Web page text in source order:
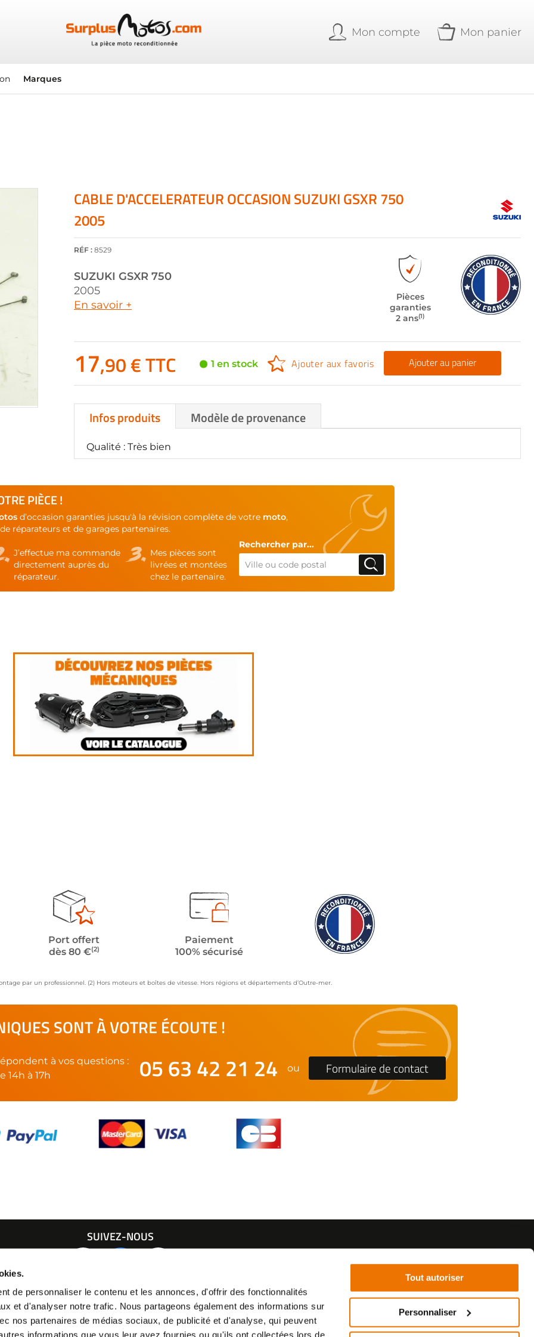
de personnaliser le contenu et les annonces, d'offrir des fonctionnalités
et d'analyser notre trafic. Nous partageons également des informations sur
nos partenaires de médias sociaux, de publicité et d'analyse, qui peuvent
informations que vous leur avez fournies ou qu'ils ont collectées lors de
Tout autoriser
Personnaliser
Mon compte Mon panier
Marques
CABLE D'ACCELERATEUR OCCASION SUZUKI GSXR 750
2005
RÉF : 8529
SUZUKI GSXR 750
2005
En savoir +
Pièces
garanties
2 ans(1)
17,90 € TTC 1 en stock Ajouter aux favoris Ajouter au panier
Infos produits
Qualité : Très bien
Modèle de provenance
PIÈCE !
d’occasion garanties jusqu'à la révision complète de votre moto,
réparateurs et de garages partenaires.
J’effectue ma commande
directement auprès du
réparateur.
Mes pièces sont
livrées et montées
chez le partenaire.
Rechercher par...
Port offert
dès 80 €(2)
Paiement
100% sécurisé
par un professionnel. (2) Hors moteurs et boîtes de vitesse. Hors régions et départements d’Outre-mer.
SONT À VOTRE ÉCOUTE !
à vos questions :
14h à 17h
05 63 42 21 24 ou Formulaire de contact
24
SUIVEZ-NOUS
©2021 - SurplusMotos - Réalisation : datasolution.fr